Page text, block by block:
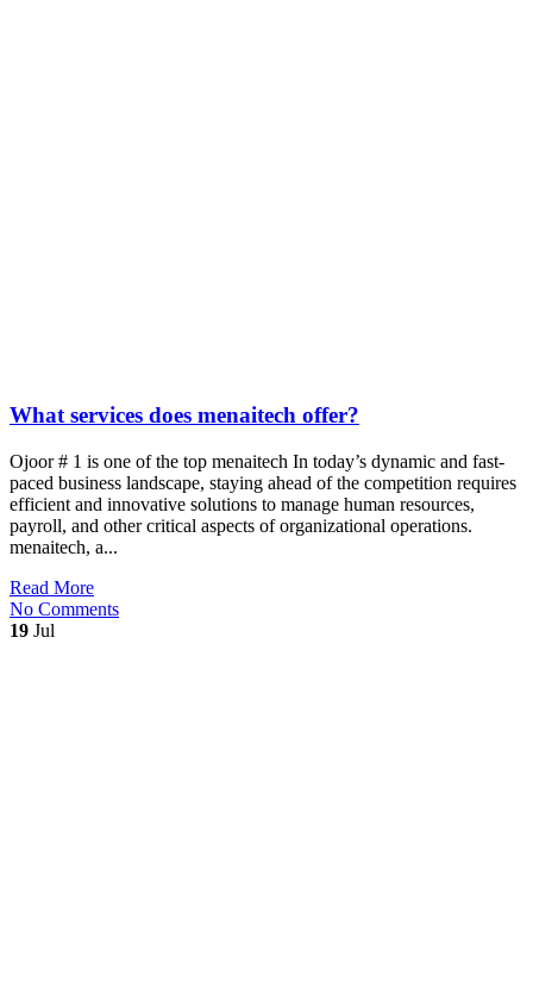
What services does menaitech offer?
Ojoor # 1 is one of the top menaitech In today’s dynamic and fast-
paced business landscape, staying ahead of the competition requires
efficient and innovative solutions to manage human resources,
payroll, and other critical aspects of organizational operations.
menaitech, a...
Read More
No Comments
19 Jul